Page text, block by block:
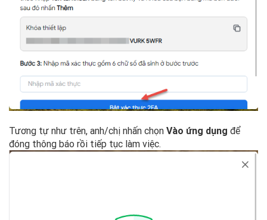
Tương tự như trên, anh/chị nhấn chọn Vào ứng dụng để
đóng thông báo rồi tiếp tục làm việc.